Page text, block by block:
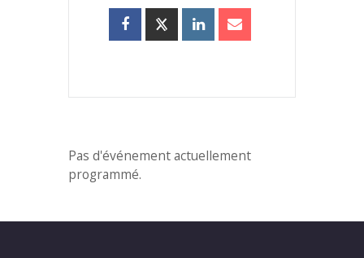
Pas d'événement actuellement
programmé.